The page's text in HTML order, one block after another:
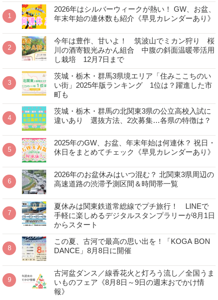
2026年はシルバーウィークが熱い！ GW、お盆、
年末年始の連休数も紹介《早見カレンダーあり》
今年は豊作、甘いよ！ 筑波山でミカン狩り 桜
川の酒寄観光みかん組合 中腹の斜面温暖帯活用
し栽培 12月7日まで
茨城・栃木・群馬3県境エリア「住みここちのい
い街」2025年版ランキング 1位は？躍進した市
町も
茨城・栃木・群馬の北関東3県の公立高校入試に
違いあり 選抜方法、2次募集…各県の特徴は？
2025年のGW、お盆、年末年始は何連休？ 祝日・
休日をまとめてチェック《早見カレンダーあり》
2026年のお盆休みはいつ混む？ 北関東3県周辺の
高速道路の渋滞予測区間＆時間帯一覧
夏休みは関東鉄道常総線でプチ旅行！ LINEで
手軽に楽しめるデジタルスタンプラリーが8月1日
からスタート
この夏、古河で最高の思い出を！「KOGA BON
DANCE」8月8日に開催
古河盆ダンス／線香花火と灯ろう流し／全国うま
いものフェア《8月8日～9日の週末おでかけ情
報》